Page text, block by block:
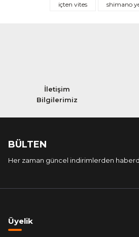
içten vites
shimano
İletişim
Bilgilerimiz
BÜLTEN
Her zaman güncel indirimlerden
Üyelik